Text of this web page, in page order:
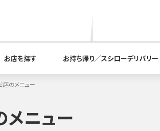
お店を探す お持ち帰り／スシローデリバリー
店のメニュー
ニュー